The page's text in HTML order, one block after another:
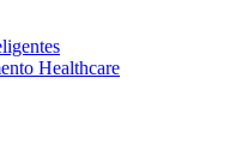
Healthcare